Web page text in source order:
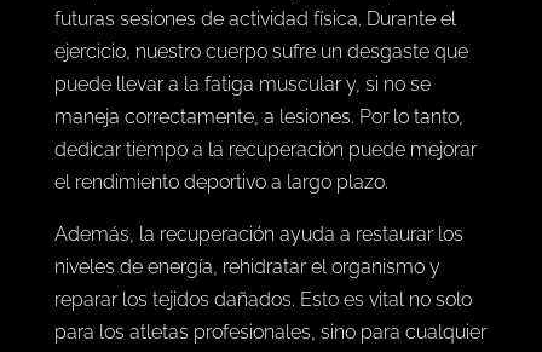
futuras sesiones de actividad física. Durante el
ejercicio, nuestro cuerpo sufre un desgaste que
puede llevar a la fatiga muscular y, si no se
maneja correctamente, a lesiones. Por lo tanto,
dedicar tiempo a la recuperación puede mejorar
el rendimiento deportivo a largo plazo.
Además, la recuperación ayuda a restaurar los
niveles de energía, rehidratar el organismo y
reparar los tejidos dañados. Esto es vital no solo
para los atletas profesionales, sino para cualquier